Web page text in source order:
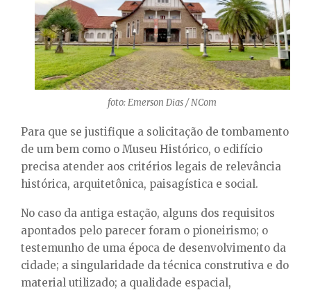
foto: Emerson Dias / NCom
Para que se justifique a solicitação de tombamento
de um bem como o Museu Histórico, o edifício
precisa atender aos critérios legais de relevância
histórica, arquitetônica, paisagística e social.
No caso da antiga estação, alguns dos requisitos
apontados pelo parecer foram o pioneirismo; o
testemunho de uma época de desenvolvimento da
cidade; a singularidade da técnica construtiva e do
material utilizado; a qualidade espacial,